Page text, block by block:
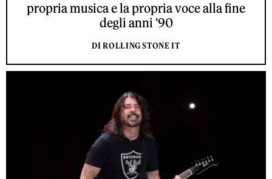
propria musica e la propria voce alla fine
degli anni '90
DI ROLLING STONE IT